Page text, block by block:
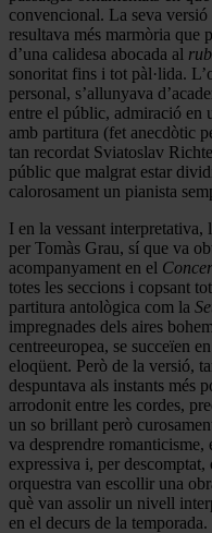
convencional. La seva versió
resultava més marmòria que
d’una calidesa abocada al
sonoritat fins i tot pàl·lida.
personal, s’allunyava
entre el públic, admiració en
amb partitura (fet anecdòtic
tan recordat Sviatoslav
públic que malgrat estar
calorosament un pianista
I en la vessant
per Tomàs Grau, sí que va
acompanyament en el
totes les seccions i copsant
partitura antològica com la
impregnades dels aires
centreeuropea, se succeïen
eloqüent. Però de la versió,
despuntava als instants més
arrodonit entre les cordes,
un so brillant però
va desprendre
expressiva i, per
orquestra van escollir una
què van assolir un nivell
en el decurs de la temporada.